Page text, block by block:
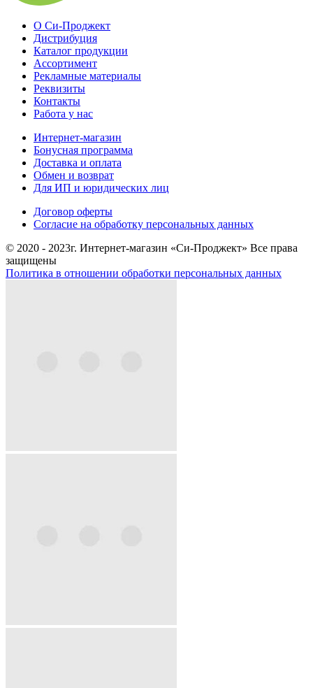
О Си-Проджект
Дистрибуция
Каталог продукции
Ассортимент
Рекламные материалы
Реквизиты
Контакты
Работа у нас
Интернет-магазин
Бонусная программа
Доставка и оплата
Обмен и возврат
Для ИП и юридических лиц
Договор оферты
Согласие на обработку персональных данных
© 2020 - 2023г. Интернет-магазин «Си-Проджект» Все права
защищены
Политика в отношении обработки персональных данных